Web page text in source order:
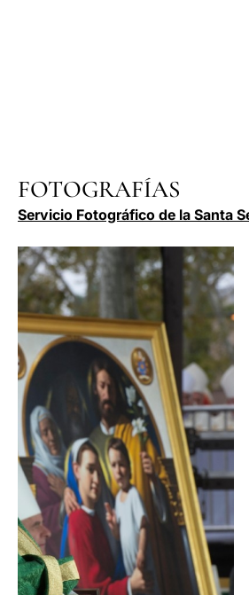
FOTOGRAFÍAS
Servicio Fotográfico de la Santa